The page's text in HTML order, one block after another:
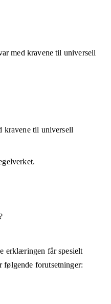
med kravene til universell
kravene til universell
erklæringen får spesielt
følgende forutsetninger: